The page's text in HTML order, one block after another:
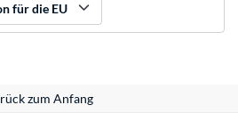
für die EU
zum Anfang